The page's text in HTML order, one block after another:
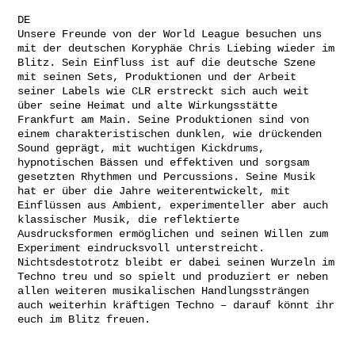
DE
Unsere Freunde von der World League besuchen uns
mit der deutschen Koryphäe Chris Liebing wieder im
Blitz. Sein Einfluss ist auf die deutsche Szene
mit seinen Sets, Produktionen und der Arbeit
seiner Labels wie CLR erstreckt sich auch weit
über seine Heimat und alte Wirkungsstätte
Frankfurt am Main. Seine Produktionen sind von
einem charakteristischen dunklen, wie drückenden
Sound geprägt, mit wuchtigen Kickdrums,
hypnotischen Bässen und effektiven und sorgsam
gesetzten Rhythmen und Percussions. Seine Musik
hat er über die Jahre weiterentwickelt, mit
Einflüssen aus Ambient, experimenteller aber auch
klassischer Musik, die reflektierte
Ausdrucksformen ermöglichen und seinen Willen zum
Experiment eindrucksvoll unterstreicht.
Nichtsdestotrotz bleibt er dabei seinen Wurzeln im
Techno treu und so spielt und produziert er neben
allen weiteren musikalischen Handlungssträngen
auch weiterhin kräftigen Techno – darauf könnt ihr
euch im Blitz freuen.